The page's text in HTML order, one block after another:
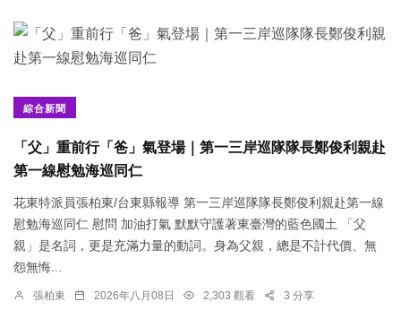
綜合新聞
「父」重前行「爸」氣登場｜第一三岸巡隊隊長鄭俊利親赴
第一線慰勉海巡同仁
花東特派員張柏東/台東縣報導 第一三岸巡隊隊長鄭俊利親赴第一線
慰勉海巡同仁 慰問 加油打氣 默默守護著東臺灣的藍色國土 「父
親」是名詞，更是充滿力量的動詞。身為父親，總是不計代價、無
怨無悔...
張柏東 2026年八月08日 2,303 觀看 3 分享